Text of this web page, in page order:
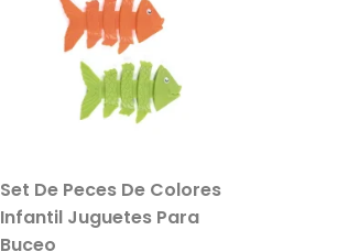
Set De Peces De Colores
Infantil Juguetes Para
Buceo